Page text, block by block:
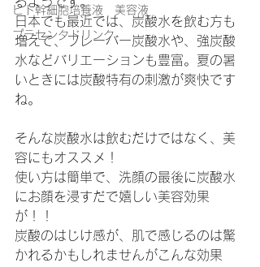
ヒト幹細胞培養液 美容液
プラセンタドリンク
日本でも最近では、炭酸水を飲む方も
増えて、フレーバー炭酸水や、強炭酸
水などバリエーションも豊富。夏の暑
いときには炭酸特有の刺激が爽快です
ね。
そんな炭酸水は飲むだけではなく、美
容にもオススメ！
使い方は簡単で、洗顔の最後に炭酸水
にお顔を浸すだで嬉しい美容効果
が！！
炭酸のはじけ感が、肌で感じるのは驚
かれるかもしれませんがこんな効果